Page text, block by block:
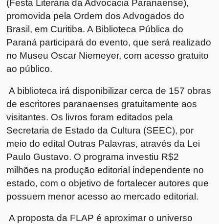
(Festa Literária da Advocacia Paranaense),
promovida pela Ordem dos Advogados do
Brasil, em Curitiba. A Biblioteca Pública do
Paraná participará do evento, que será realizado
no Museu Oscar Niemeyer, com acesso gratuito
ao público.
A biblioteca irá disponibilizar cerca de 157 obras
de escritores paranaenses gratuitamente aos
visitantes. Os livros foram editados pela
Secretaria de Estado da Cultura (SEEC), por
meio do edital Outras Palavras, através da Lei
Paulo Gustavo. O programa investiu R$2
milhões na produção editorial independente no
estado, com o objetivo de fortalecer autores que
possuem menor acesso ao mercado editorial.
A proposta da FLAP é aproximar o universo